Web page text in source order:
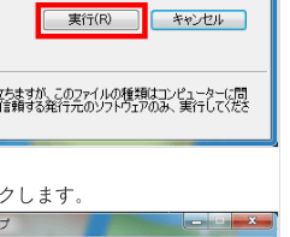
します。